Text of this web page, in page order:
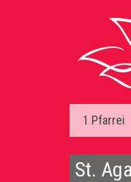
1 Pfarrei
St.